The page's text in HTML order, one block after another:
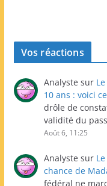
Vos réactions
Analyste sur
10 ans : voici
drôle de
validité du
Août 6, 11:25
Analyste sur
chance de
fédéral ne